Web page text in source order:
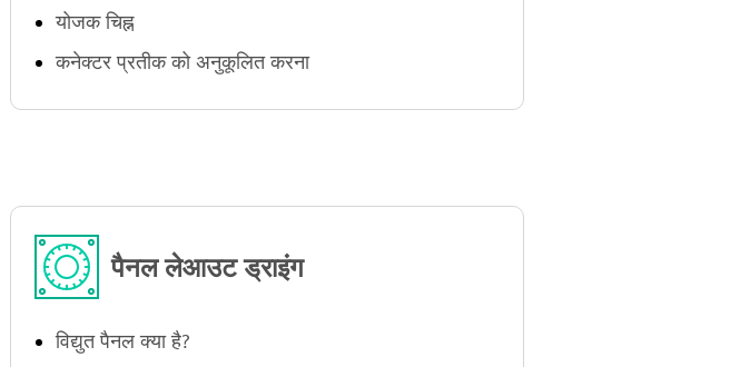
योजक चिह्न
कनेक्टर प्रतीक को अनुकूलित करना
पैनल लेआउट ड्राइंग
विद्युत पैनल क्या है?